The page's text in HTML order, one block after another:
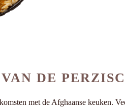
DE
met de Afghaanse keuken.